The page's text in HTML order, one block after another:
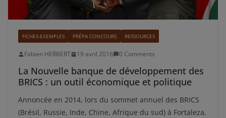
FICHES-EXEMPLES PRÉPA CONCOURS RESSOURCES
Fabien HERBERT 19 avril 2016 0 Comments
La Nouvelle banque de développement des
BRICS : un outil économique et politique
Annoncée en 2014, lors du sommet annuel des BRICS
(Brésil, Russie, Inde, Chine, Afrique du sud) à Fortaleza,